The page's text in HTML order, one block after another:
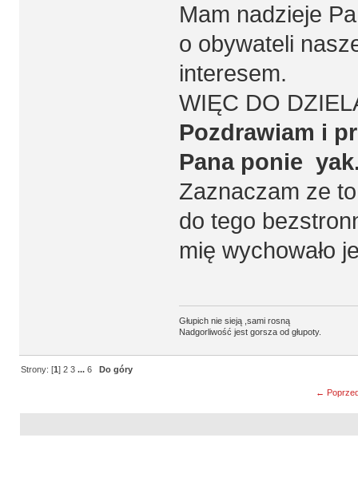
Mam nadzieje
o obywateli
interesem.
WIĘC DO
Pozdrawiam i
Pana ponie
Zaznaczam ze
do tego
mię wychowało
Głupich nie sieją ,sami rosną
Nadgorliwość jest gorsza od głupoty.
Strony: [1]2 3 ...6 Do góry
←